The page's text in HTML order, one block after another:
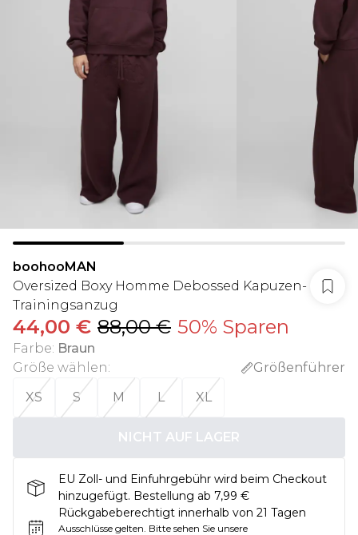
boohooMAN
Oversized Boxy Homme Debossed Kapuzen-
Trainingsanzug
44,00 € 88,00 € 50% Sparen
Farbe: Braun
Größe wählen:
Größenführer
XS
S M L XL
NICHT AUF LAGER
EU Zoll- und Einfuhrgebühr wird beim Checkout
hinzugefügt. Bestellung ab 7,99 €
Rückgabeberechtigt innerhalb von 21 Tagen
Ausschlüsse gelten. Bitte sehen Sie unsere